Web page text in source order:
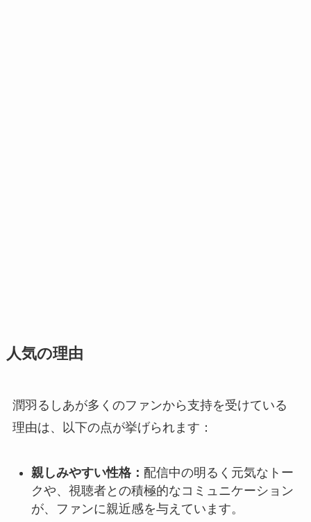
人気の理由
潤羽るしあが多くのファンから支持を受けている
理由は、以下の点が挙げられます：
親しみやすい性格： 配信中の明るく元気なトー
クや、視聴者との積極的なコミュニケーション
が、ファンに親近感を与えています。